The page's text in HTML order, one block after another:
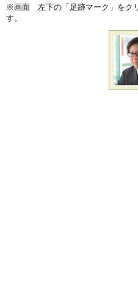
※画面 左下の「足跡マーク」をク
す。